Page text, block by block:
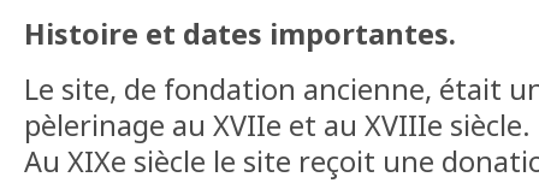
Histoire et dates importantes.
Le site, de fondation ancienne, était
pèlerinage au XVIIe et au XVIIIe siècle.
Au XIXe siècle le site reçoit une